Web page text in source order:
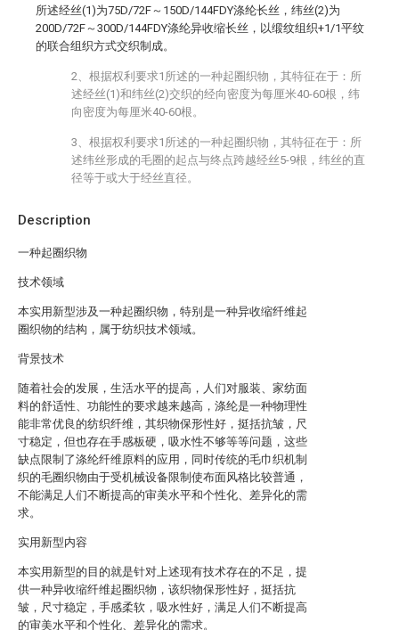
Description
一种起圈织物
技术领域
本实用新型涉及一种起圈织物，特别是一种异收缩纤维起
圈织物的结构，属于纺织技术领域。
背景技术
随着社会的发展，生活水平的提高，人们对服装、家纺面
料的舒适性、功能性的要求越来越高，涤纶是一种物理性
能非常优良的纺织纤维，其织物保形性好，挺括抗皱，尺
寸稳定，但也存在手感板硬，吸水性不够等等问题，这些
缺点限制了涤纶纤维原料的应用，同时传统的毛巾织机制
织的毛圈织物由于受机械设备限制使布面风格比较普通，
不能满足人们不断提高的审美水平和个性化、差异化的需
求。
实用新型内容
本实用新型的目的就是针对上述现有技术存在的不足，提
供一种异收缩纤维起圈织物，该织物保形性好，挺括抗
皱，尺寸稳定，手感柔软，吸水性好，满足人们不断提高
的审美水平和个性化、差异化的需求。
所述经丝(1)为75D/72F～150D/144FDY涤纶长丝，纬丝(2)为
200D/72F～300D/144FDY涤纶异收缩长丝，以缎纹组织+1/1平纹
的联合组织方式交织制成。
2、根据权利要求1所述的一种起圈织物，其特征在于：所
述经丝(1)和纬丝(2)交织的经向密度为每厘米40-60根，纬
向密度为每厘米40-60根。
3、根据权利要求1所述的一种起圈织物，其特征在于：所
述纬丝形成的毛圈的起点与终点跨越经丝5-9根，纬丝的直
径等于或大于经丝直径。